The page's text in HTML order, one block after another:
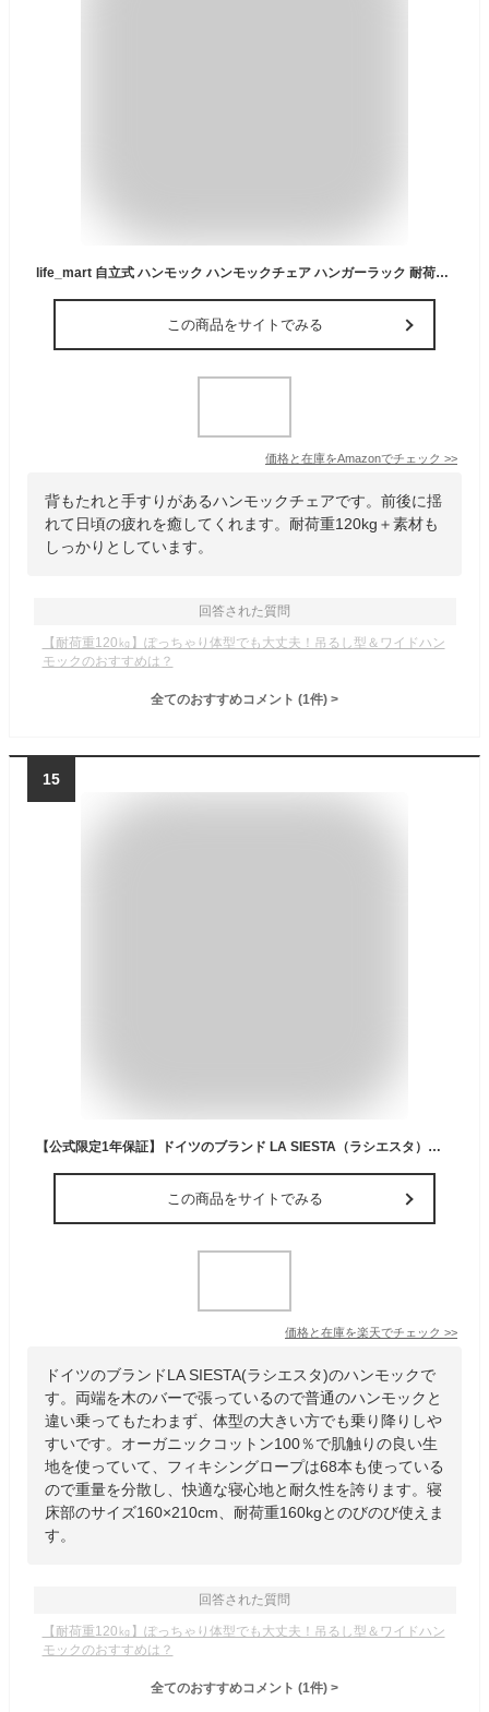
life_mart 自立式 ハンモック ハンモックチェア ハンガーラック 耐荷重120kg アウトドア キャンプ ロープチェア 椅子型 室内 室外
この商品をサイトでみる
価格と在庫をAmazonでチェック >>
背もたれと手すりがあるハンモックチェアです。前後に揺
れて日頃の疲れを癒してくれます。耐荷重120kg＋素材も
しっかりとしています。
回答された質問
【耐荷重120㎏】ぽっちゃり体型でも大丈夫！吊るし型＆ワイドハン
モックのおすすめは？
全てのおすすめコメント (1件) >
15
【公式限定1年保証】ドイツのブランド LA SIESTA（ラシエスタ）／バー付きハンモック Florencia／フロレンシア（オーガニックコットン製） ダブル 1～2人用［FOR16］高品質コロンビア製 正規品 GOTS認証
この商品をサイトでみる
価格と在庫を楽天でチェック >>
ドイツのブランドLA SIESTA(ラシエスタ)のハンモックで
す。両端を木のバーで張っているので普通のハンモックと
違い乗ってもたわまず、体型の大きい方でも乗り降りしや
すいです。オーガニックコットン100％で肌触りの良い生
地を使っていて、フィキシングロープは68本も使っている
ので重量を分散し、快適な寝心地と耐久性を誇ります。寝
床部のサイズ160×210cm、耐荷重160kgとのびのび使えま
す。
回答された質問
【耐荷重120㎏】ぽっちゃり体型でも大丈夫！吊るし型＆ワイドハン
モックのおすすめは？
全てのおすすめコメント (1件) >